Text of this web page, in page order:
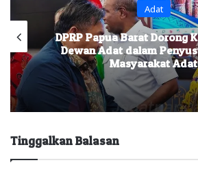
Adat
DPRP Papua Barat Dorong
Dewan Adat dalam
Masyarakat Adat
Tinggalkan Balasan